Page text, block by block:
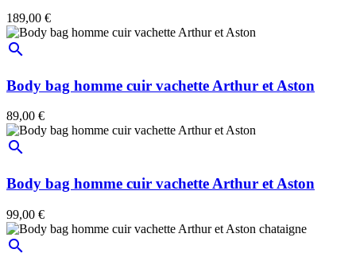
189,00 €
search
Body bag homme cuir vachette Arthur et Aston
89,00 €
search
Body bag homme cuir vachette Arthur et Aston
99,00 €
search